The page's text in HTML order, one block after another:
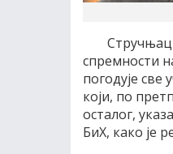
спремности
погодује
који, по
осталог,
БиХ, како је